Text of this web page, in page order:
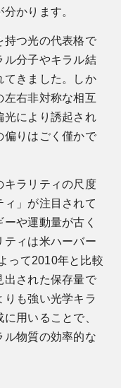
かります。
つ光の代表格で
ル分子やキラル結
てきました。しか
左右非対称な相互
光により誘起され
偏りはごく僅かで
ラリティの尺度
ィ」が注目されて
や運動量が古く
ティは米ハーバー
って2010年と比較
出された保存量で
も強い光学キラ
用いることで、
ル物質の効率的な